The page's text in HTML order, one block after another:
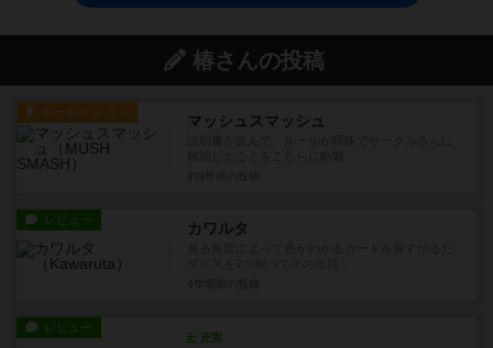
椿さんの投稿
ルール/インスト マッシュスマッシュ
レビュー カワルタ
レビュー
充実